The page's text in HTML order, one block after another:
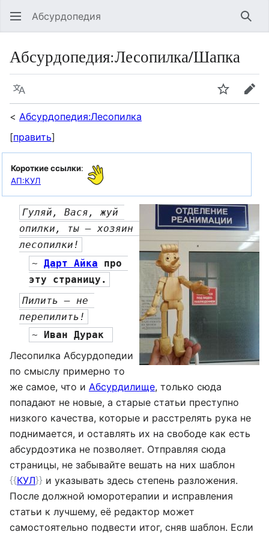
Абсурдопедия
Абсурдопедия:Лесопилка/Шапка
Язык
< Абсурдопедия:Лесопилка
[править]
Короткие ссылки:
АП:КУЛ
Гуляй, Вася, жуй
опилки, ты — хозяин
лесопилки!
~ Дарт Айка про
эту страницу.
Пилить — не
перепилить!
~ Иван Дурак
Лесопилка Абсурдопедии
по смыслу примерно то
же самое, что и Абсурдилище, только сюда
попадают не новые, а старые статьи преступно
низкого качества, которые и расстрелять рука не
поднимается, и оставлять их на свободе как есть
абсурдоэтика не позволяет. Отправляя сюда
страницы, не забывайте вешать на них шаблон
{{КУЛ}} и указывать здесь степень разложения.
После должной юморотерапии и исправления
статьи к лучшему, её редактор может
самостоятельно подвести итог, сняв шаблон. Если